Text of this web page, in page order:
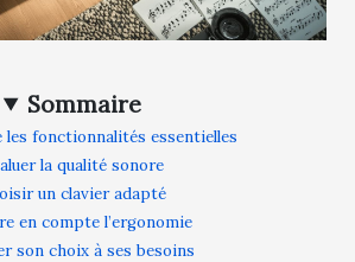
Sommaire
les fonctionnalités essentielles
la qualité sonore
un clavier adapté
en compte l’ergonomie
son choix à ses besoins